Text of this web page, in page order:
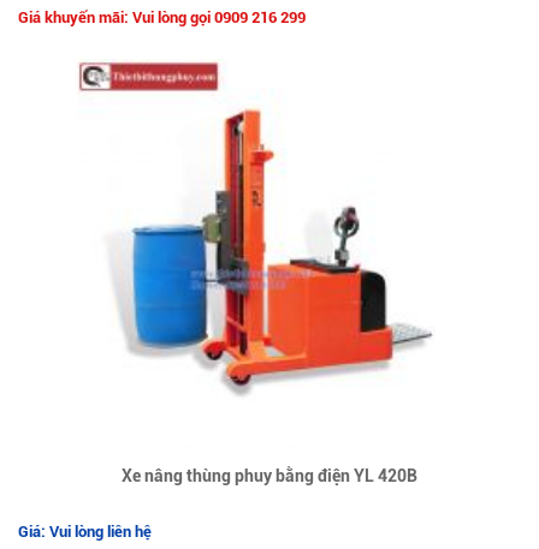
Giá khuyến mãi: Vui lòng gọi 0909 216 299
Xe nâng thùng phuy bằng điện YL 420B
Giá: Vui lòng liên hệ